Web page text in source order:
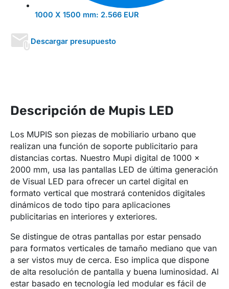
1000 X 1500 mm: 2.566 EUR
Descargar presupuesto
Descripción de Mupis LED
Los MUPIS son piezas de mobiliario urbano que
realizan una función de soporte publicitario para
distancias cortas. Nuestro Mupi digital de 1000 x
2000 mm, usa las pantallas LED de última generación
de Visual LED para ofrecer un cartel digital en
formato vertical que mostrará contenidos digitales
dinámicos de todo tipo para aplicaciones
publicitarias en interiores y exteriores.
Se distingue de otras pantallas por estar pensado
para formatos verticales de tamaño mediano que van
a ser vistos muy de cerca. Eso implica que dispone
de alta resolución de pantalla y buena luminosidad. Al
estar basado en tecnología led modular es fácil de